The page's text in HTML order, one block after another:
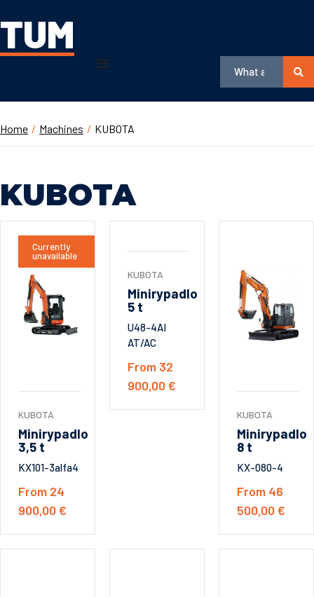
TUM
Home / Machines / KUBOTA
KUBOTA
Currently
unavailable
KUBOTA
Minirypadlo
3,5 t
KX101-3alfa4
From 24
900,00 €
KUBOTA
Minirypadlo
5 t
U48-4AI
AT/AC
From 32
900,00 €
KUBOTA
Minirypadlo
8 t
KX-080-4
From 46
500,00 €